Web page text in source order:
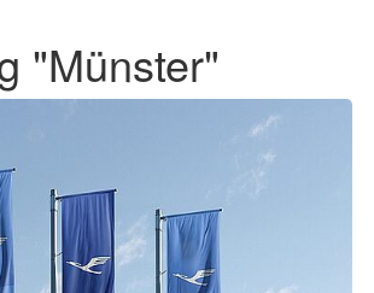
"Münster"